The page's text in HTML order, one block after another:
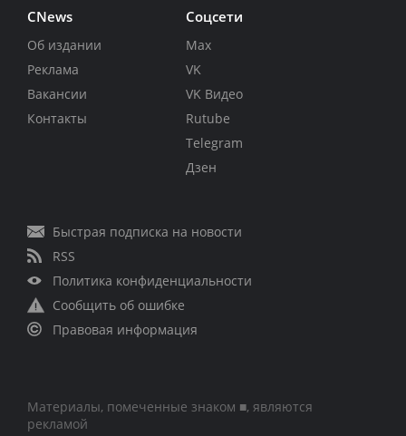
CNews
Об издании
Реклама
Вакансии
Контакты
Соцсети
Max
VK
VK Видео
Rutube
Telegram
Дзен
Быстрая подписка на новости
RSS
Политика конфиденциальности
Сообщить об ошибке
Правовая информация
Материалы, помеченные знаком ■, являются
рекламой